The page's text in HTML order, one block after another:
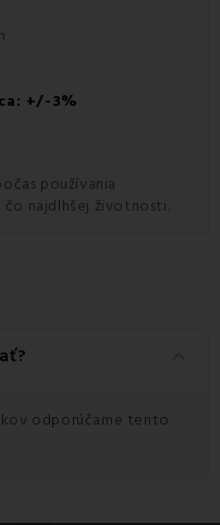
+/-3%
používania
najdlhšej životnosti.
keyboard_arrow_down
odporúčame tento